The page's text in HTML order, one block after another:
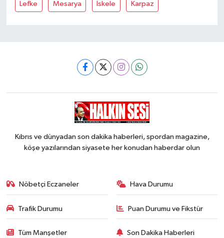
Lefke Mesarya İskele Karpaz
Kıbrıs ve dünyadan son dakika haberleri, spordan magazine,
köşe yazılarından siyasete her konudan haberdar olun
Nöbetçi Eczaneler Hava Durumu
Trafik Durumu Puan Durumu ve Fikstür
Tüm Manşetler Son Dakika Haberleri